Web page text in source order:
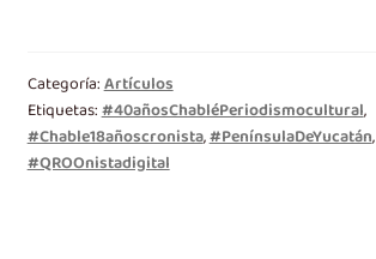
Categoría:Artículos
Etiquetas:#40añosChabléPeriodismocultural,
#Chable18añoscronista,#PenínsulaDeYucatán,
#QROOnistadigital